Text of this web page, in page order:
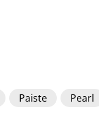
Paiste Pearl